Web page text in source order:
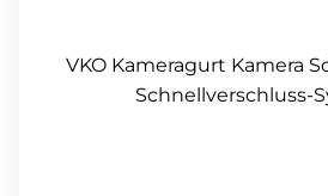
VKO Kameragurt Kamera
Schnellverschluss-